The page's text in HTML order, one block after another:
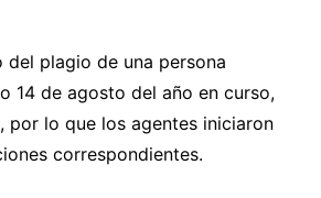
plagio de una persona
14 de agosto del año en curso,
por lo que los agentes iniciaron
correspondientes.